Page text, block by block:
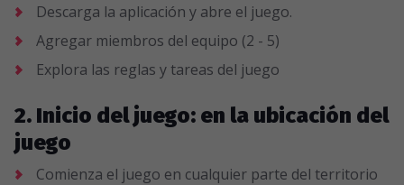
Descarga la aplicación y abre el juego.
Agregar miembros del equipo (2 - 5)
Explora las reglas y tareas del juego
2. Inicio del juego: en la ubicación del
juego
Comienza el juego en cualquier parte del territorio